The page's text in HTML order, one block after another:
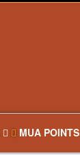
MUA POINTS